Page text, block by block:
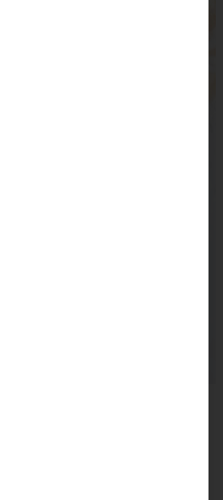
Umluft) vorheizen und
Backpapier auslegen.